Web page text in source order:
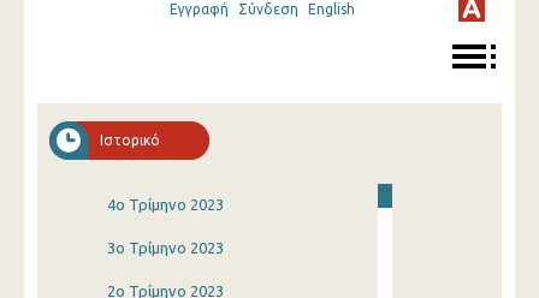
Εγγραφή Σύνδεση English
Ιστορικό
4o Τρίμηνο 2023
3o Τρίμηνο 2023
2o Τρίμηνο 2023